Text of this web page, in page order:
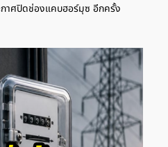
กาศปิดช่องแคบฮอร์มุซ อีกครั้ง